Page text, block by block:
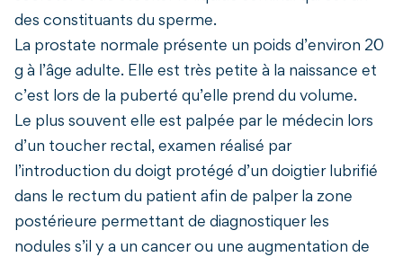
des constituants du sperme.
La prostate normale présente un poids d’environ 20
g à l’âge adulte. Elle est très petite à la naissance et
c’est lors de la puberté qu’elle prend du volume.
Le plus souvent elle est palpée par le médecin lors
d’un toucher rectal, examen réalisé par
l’introduction du doigt protégé d’un doigtier lubrifié
dans le rectum du patient afin de palper la zone
postérieure permettant de diagnostiquer les
nodules s’il y a un cancer ou une augmentation de